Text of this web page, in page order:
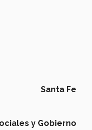
Santa Fe
y Gobierno